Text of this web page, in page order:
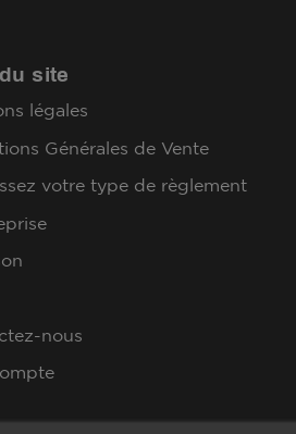
site
légales
Générales de Vente
votre type de règlement
nous